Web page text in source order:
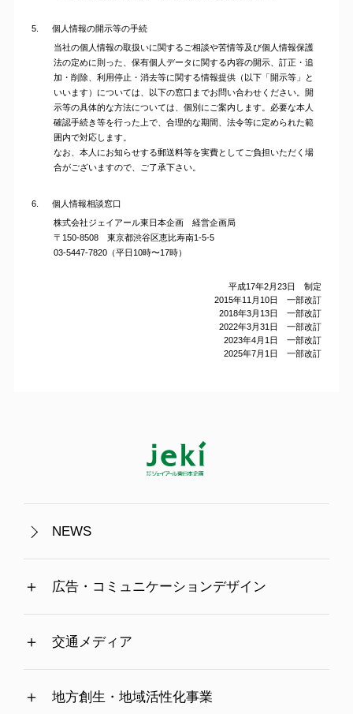
5.
個人情報の開示等の手続
当社の個人情報の取扱いに関するご相談や苦情等及び個人情報保護
法の定めに則った、保有個人データに関する内容の開示、訂正・追
加・削除、利用停止・消去等に関する情報提供（以下「開示等」と
いいます）については、以下の窓口までお問い合わせください。開
示等の具体的な方法については、個別にご案内します。必要な本人
確認手続き等を行った上で、合理的な期間、法令等に定められた範
囲内で対応します。
なお、本人にお知らせする郵送料等を実費としてご負担いただく場
合がございますので、ご了承下さい。
6.
個人情報相談窓口
株式会社ジェイアール東日本企画 経営企画局
〒150-8508 東京都渋谷区恵比寿南1-5-5
03-5447-7820（平日10時〜17時）
平成17年2月23日 制定
2015年11月10日 一部改訂
2018年3月13日 一部改訂
2022年3月31日 一部改訂
2023年4月1日 一部改訂
2025年7月1日 一部改訂
NEWS
広告・コミュニケーションデザイン
交通メディア
地方創生・地域活性化事業